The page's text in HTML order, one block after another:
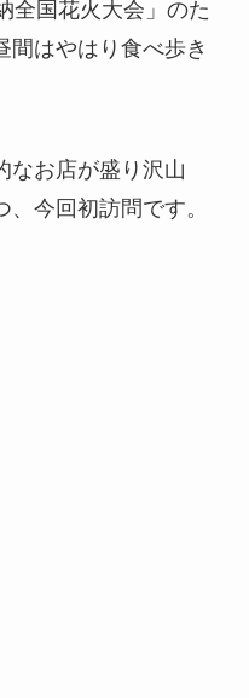
全国花火大会」のた
間はやはり食べ歩き
なお店が盛り沢山
今回初訪問です。